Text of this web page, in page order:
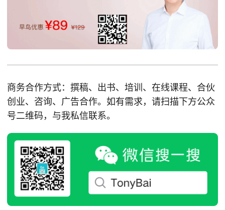
商务合作方式：撰稿、出书、培训、在线课程、合伙
创业、咨询、广告合作。如有需求，请扫描下方公众
号二维码，与我私信联系。